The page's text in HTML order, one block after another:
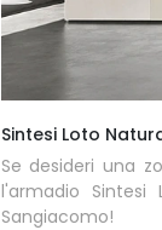
Sintesi Loto
Se desideri una
l'armadio
Sangiacomo!